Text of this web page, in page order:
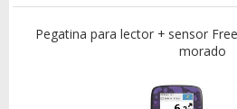
Pegatina para lector + sensor
morado